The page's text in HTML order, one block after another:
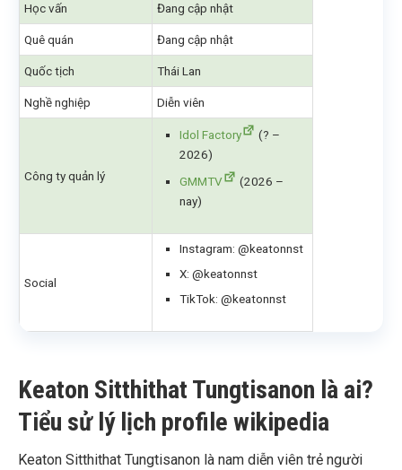
Học vấn Đang cập nhật
Quê quán Đang cập nhật
Quốc tịch Thái Lan
Nghề nghiệp Diễn viên
Công ty quản lý
Idol Factory
(? –
2026)
GMMTV
(2026 –
nay)
Social
Instagram: @keatonnst
X: @keatonnst
TikTok: @keatonnst
Keaton Sitthithat Tungtisanon là ai?
Tiểu sử lý lịch profile wikipedia
Keaton Sitthithat Tungtisanon là nam diễn viên trẻ người